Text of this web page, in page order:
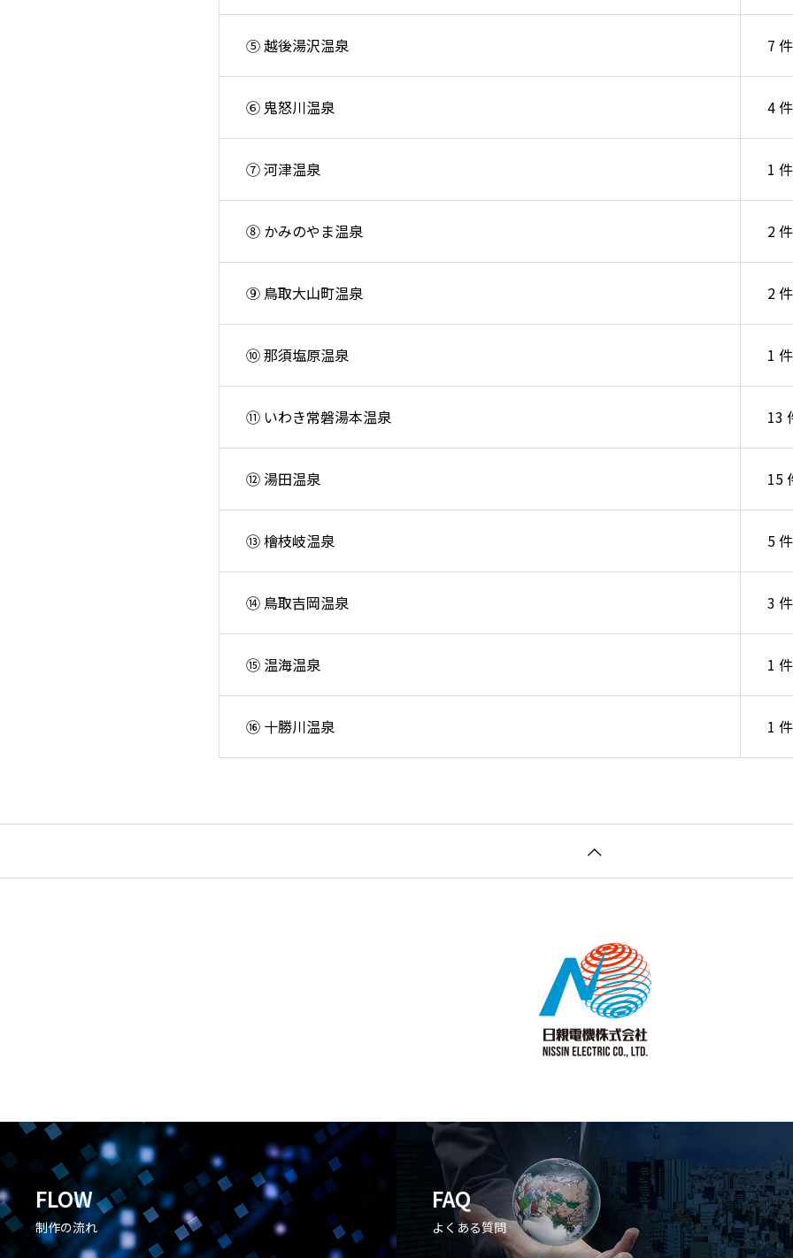
⑤ 越後湯沢温泉 7 件
⑥ 鬼怒川温泉 4 件
⑦ 河津温泉 1 件
⑧ かみのやま温泉 2 件
⑨ 鳥取大山町温泉 2 件
⑩ 那須塩原温泉 1 件
⑪ いわき常磐湯本温泉 13
⑫ 湯田温泉 15
⑬ 檜枝岐温泉 5 件
⑭ 鳥取吉岡温泉 3 件
⑮ 温海温泉 1 件
⑯ 十勝川温泉 1 件
FLOW
制作の流れ
FAQ
よくある質問